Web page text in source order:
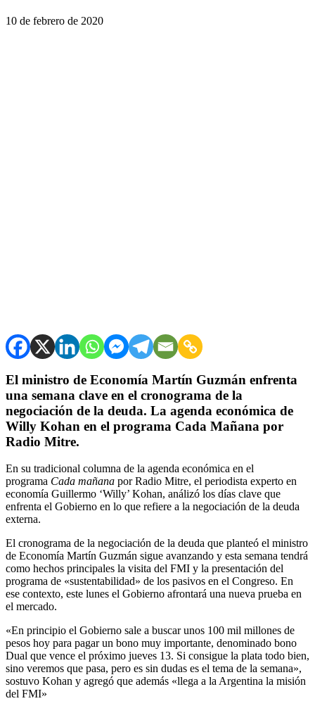
10 de febrero de 2020
El ministro de Economía Martín Guzmán enfrenta
una semana clave en el cronograma de la
negociación de la deuda. La agenda económica de
Willy Kohan en el programa Cada Mañana por
Radio Mitre.
En su tradicional columna de la agenda económica en el
programa Cada mañana por Radio Mitre, el periodista experto en
economía Guillermo ‘Willy’ Kohan, análizó los días clave que
enfrenta el Gobierno en lo que refiere a la negociación de la deuda
externa.
El cronograma de la negociación de la deuda que planteó el ministro
de Economía Martín Guzmán sigue avanzando y esta semana tendrá
como hechos principales la visita del FMI y la presentación del
programa de «sustentabilidad» de los pasivos en el Congreso. En
ese contexto, este lunes el Gobierno afrontará una nueva prueba en
el mercado.
«En principio el Gobierno sale a buscar unos 100 mil millones de
pesos hoy para pagar un bono muy importante, denominado bono
Dual que vence el próximo jueves 13. Si consigue la plata todo bien,
sino veremos que pasa, pero es sin dudas es el tema de la semana»,
sostuvo Kohan y agregó que además «llega a la Argentina la misión
del FMI»